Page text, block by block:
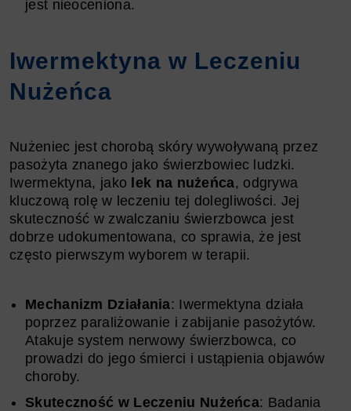
jest nieoceniona.
Iwermektyna w Leczeniu
Nużeńca
Nużeniec jest chorobą skóry wywoływaną przez
pasożyta znanego jako świerzbowiec ludzki.
Iwermektyna, jako lek na nużeńca, odgrywa
kluczową rolę w leczeniu tej dolegliwości. Jej
skuteczność w zwalczaniu świerzbowca jest
dobrze udokumentowana, co sprawia, że jest
często pierwszym wyborem w terapii.
Mechanizm Działania: Iwermektyna działa
poprzez paraliżowanie i zabijanie pasożytów.
Atakuje system nerwowy świerzbowca, co
prowadzi do jego śmierci i ustąpienia objawów
choroby.
Skuteczność w Leczeniu Nużeńca: Badania